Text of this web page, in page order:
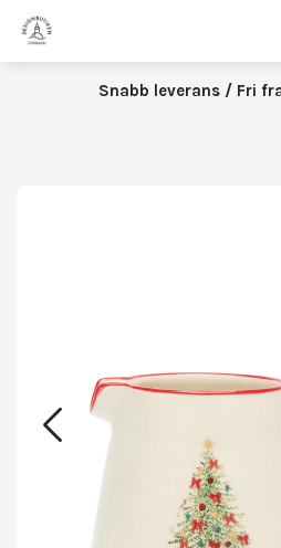
Snabb leverans / Fri